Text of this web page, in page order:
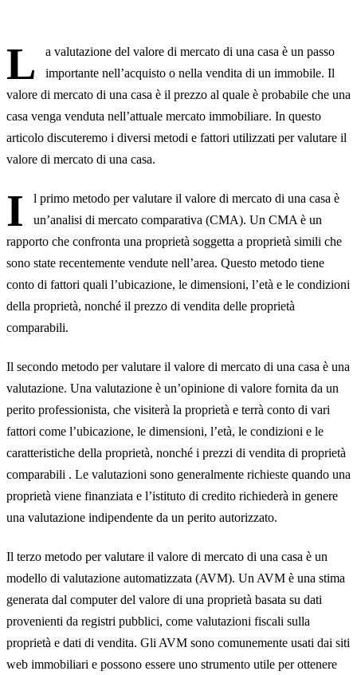
L
a valutazione del valore di mercato di una casa è un passo
importante nell’acquisto o nella vendita di un immobile. Il
valore di mercato di una casa è il prezzo al quale è probabile che una
casa venga venduta nell’attuale mercato immobiliare. In questo
articolo discuteremo i diversi metodi e fattori utilizzati per valutare il
valore di mercato di una casa.
I
l primo metodo per valutare il valore di mercato di una casa è
un’analisi di mercato comparativa (CMA). Un CMA è un
rapporto che confronta una proprietà soggetta a proprietà simili che
sono state recentemente vendute nell’area. Questo metodo tiene
conto di fattori quali l’ubicazione, le dimensioni, l’età e le condizioni
della proprietà, nonché il prezzo di vendita delle proprietà
comparabili.
Il secondo metodo per valutare il valore di mercato di una casa è una
valutazione. Una valutazione è un’opinione di valore fornita da un
perito professionista, che visiterà la proprietà e terrà conto di vari
fattori come l’ubicazione, le dimensioni, l’età, le condizioni e le
caratteristiche della proprietà, nonché i prezzi di vendita di proprietà
comparabili . Le valutazioni sono generalmente richieste quando una
proprietà viene finanziata e l’istituto di credito richiederà in genere
una valutazione indipendente da un perito autorizzato.
Il terzo metodo per valutare il valore di mercato di una casa è un
modello di valutazione automatizzata (AVM). Un AVM è una stima
generata dal computer del valore di una proprietà basata su dati
provenienti da registri pubblici, come valutazioni fiscali sulla
proprietà e dati di vendita. Gli AVM sono comunemente usati dai siti
web immobiliari e possono essere uno strumento utile per ottenere